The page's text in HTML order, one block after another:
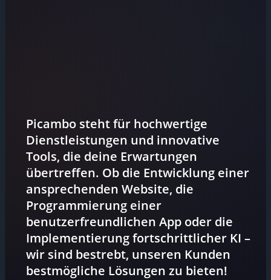
Picambo steht für hochwertige
Dienstleistungen und innovative
Tools, die deine Erwartungen
übertreffen. Ob die Entwicklung einer
ansprechenden Website, die
Programmierung einer
benutzerfreundlichen App oder die
Implementierung fortschrittlicher KI –
wir sind bestrebt, unseren Kunden
bestmögliche Lösungen zu bieten!